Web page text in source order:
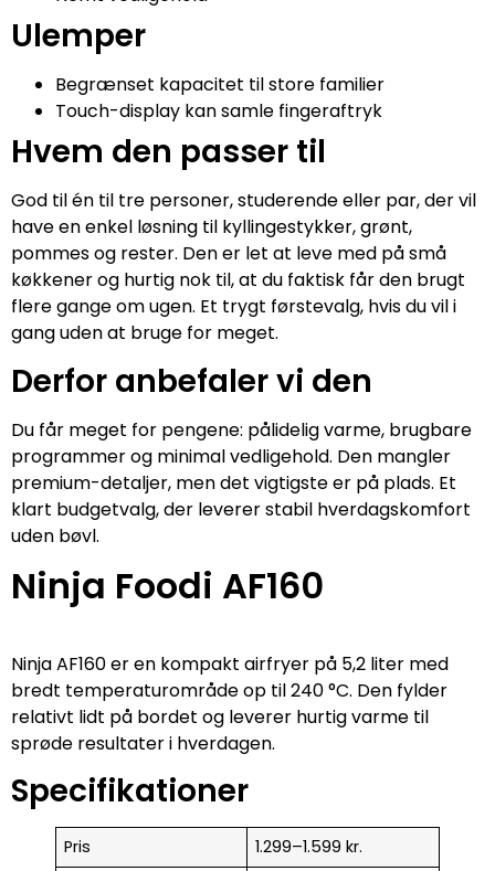
Ulemper
Begrænset kapacitet til store familier
Touch-display kan samle fingeraftryk
Hvem den passer til
God til én til tre personer, studerende eller par, der vil
have en enkel løsning til kyllingestykker, grønt,
pommes og rester. Den er let at leve med på små
køkkener og hurtig nok til, at du faktisk får den brugt
flere gange om ugen. Et trygt førstevalg, hvis du vil i
gang uden at bruge for meget.
Derfor anbefaler vi den
Du får meget for pengene: pålidelig varme, brugbare
programmer og minimal vedligehold. Den mangler
premium-detaljer, men det vigtigste er på plads. Et
klart budgetvalg, der leverer stabil hverdagskomfort
uden bøvl.
Ninja Foodi AF160
Ninja AF160 er en kompakt airfryer på 5,2 liter med
bredt temperaturområde op til 240 °C. Den fylder
relativt lidt på bordet og leverer hurtig varme til
sprøde resultater i hverdagen.
Specifikationer
Pris
1.299–1.599 kr.